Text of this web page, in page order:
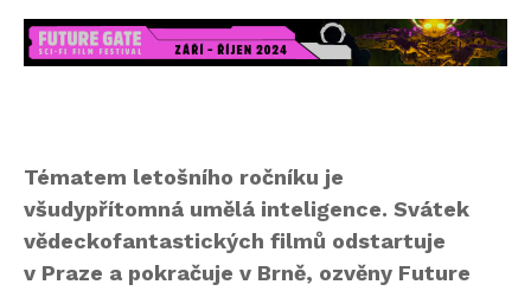
Tématem letošního ročníku je
všudypřítomná umělá inteligence. Svátek
vědeckofantastických filmů odstartuje
v Praze a pokračuje v Brně, ozvěny Future